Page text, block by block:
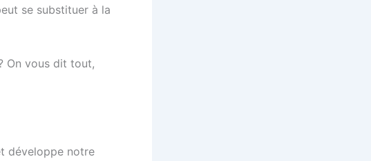
se substituer à la
On vous dit tout,
développe notre